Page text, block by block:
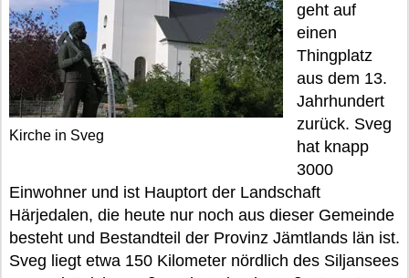
Kirche in Sveg
geht auf
einen
Thingplatz
aus dem 13.
Jahrhundert
zurück. Sveg
hat knapp
3000
Einwohner und ist Hauptort der Landschaft
Härjedalen, die heute nur noch aus dieser Gemeinde
besteht und Bestandteil der Provinz Jämtlands län ist.
Sveg liegt etwa 150 Kilometer nördlich des Siljansees